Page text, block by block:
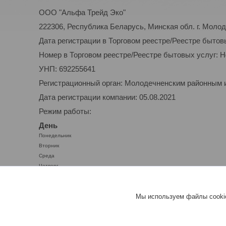
ООО "Альфа Трейд Эко"
222306, Республика Беларусь, Минская обл. г.
Дата регистрации в Торговом реестре/Реестре
Номер в Торговом реестре/Реестре бытовых услуг:
УНП: 692255641
Регистрационный орган: Молодечненским
Дата регистрации компании: 05.08.2021
Режим работы:
День
Понедельник
Вторник
Среда
Четверг
Мы используем файлы